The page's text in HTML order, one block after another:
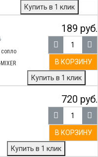
Купить в 1 клик
189 руб.
В КОРЗИНУ
Купить в 1 клик
720 руб.
В КОРЗИНУ
Купить в 1 клик